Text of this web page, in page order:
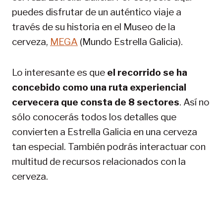
puedes disfrutar de un auténtico viaje a
través de su historia en el Museo de la
cerveza, MEGA (Mundo Estrella Galicia).
Lo interesante es que el recorrido se ha
concebido como una ruta experiencial
cervecera que consta de 8 sectores. Así no
sólo conocerás todos los detalles que
convierten a Estrella Galicia en una cerveza
tan especial. También podrás interactuar con
multitud de recursos relacionados con la
cerveza.